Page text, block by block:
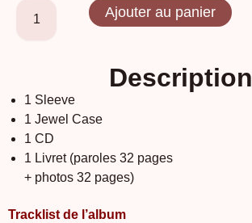
Ajouter au panier
Description
1 Sleeve
1 Jewel Case
1 CD
1 Livret (paroles 32 pages
+ photos 32 pages)
Tracklist de l’album